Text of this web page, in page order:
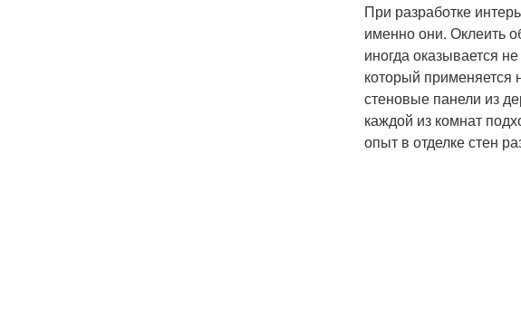
При разработке
именно они. Оклеить
иногда оказывается
который применяется
стеновые панели из
каждой из комнат
опыт в отделке стен